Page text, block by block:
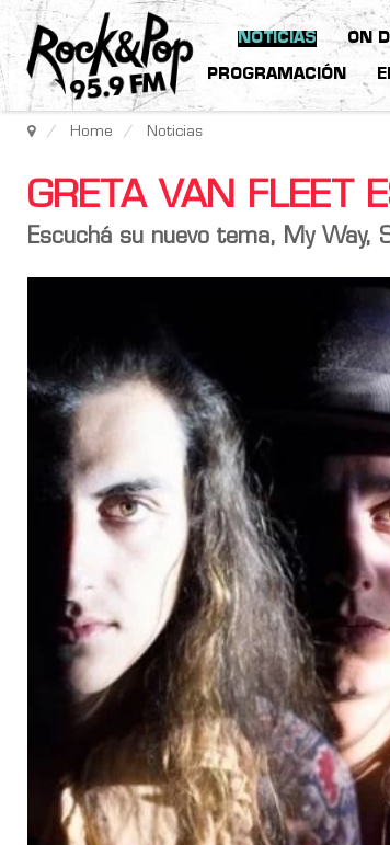
NOTICIAS ON
PROGRAMACIÓN
Home Noticias
GRETA VAN FLEET
Escuchá su nuevo tema, My Way,